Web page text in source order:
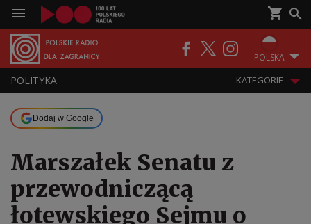
POLSKA
POLITYKA KATEGORIE
Dodaj w Google
Marszałek Senatu z
przewodniczącą
łotewskiego Sejmu o